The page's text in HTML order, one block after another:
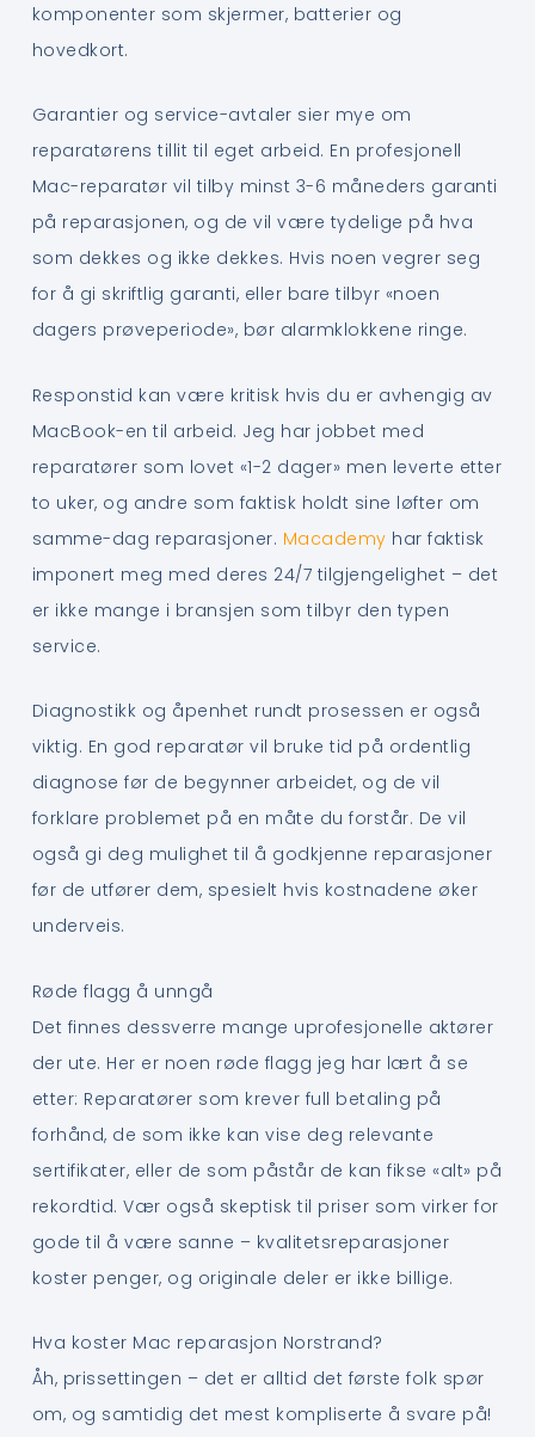
komponenter som skjermer, batterier og
hovedkort.
Garantier og service-avtaler sier mye om
reparatørens tillit til eget arbeid. En profesjonell
Mac-reparatør vil tilby minst 3-6 måneders garanti
på reparasjonen, og de vil være tydelige på hva
som dekkes og ikke dekkes. Hvis noen vegrer seg
for å gi skriftlig garanti, eller bare tilbyr «noen
dagers prøveperiode», bør alarmklokkene ringe.
Responstid kan være kritisk hvis du er avhengig av
MacBook-en til arbeid. Jeg har jobbet med
reparatører som lovet «1-2 dager» men leverte etter
to uker, og andre som faktisk holdt sine løfter om
samme-dag reparasjoner. Macademy har faktisk
imponert meg med deres 24/7 tilgjengelighet – det
er ikke mange i bransjen som tilbyr den typen
service.
Diagnostikk og åpenhet rundt prosessen er også
viktig. En god reparatør vil bruke tid på ordentlig
diagnose før de begynner arbeidet, og de vil
forklare problemet på en måte du forstår. De vil
også gi deg mulighet til å godkjenne reparasjoner
før de utfører dem, spesielt hvis kostnadene øker
underveis.
Røde flagg å unngå
Det finnes dessverre mange uprofesjonelle aktører
der ute. Her er noen røde flagg jeg har lært å se
etter: Reparatører som krever full betaling på
forhånd, de som ikke kan vise deg relevante
sertifikater, eller de som påstår de kan fikse «alt» på
rekordtid. Vær også skeptisk til priser som virker for
gode til å være sanne – kvalitetsreparasjoner
koster penger, og originale deler er ikke billige.
Hva koster Mac reparasjon Norstrand?
Åh, prissettingen – det er alltid det første folk spør
om, og samtidig det mest kompliserte å svare på!